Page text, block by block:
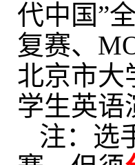
代中国”
复赛、
北京市大
学生英语
注：选